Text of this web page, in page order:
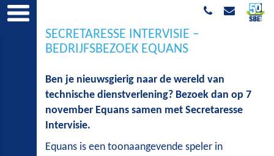
SECRETARESSE INTERVISIE –
BEDRIJFSBEZOEK EQUANS
Ben je nieuwsgierig naar de wereld van
technische dienstverlening? Bezoek dan op 7
november Equans samen met Secretaresse
Intervisie.
Equans is een toonaangevende speler in